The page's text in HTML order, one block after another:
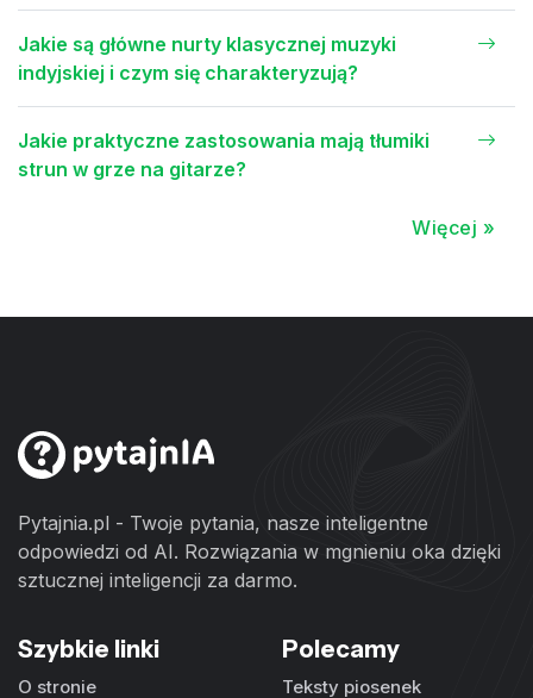
Jakie są główne nurty klasycznej muzyki
indyjskiej i czym się charakteryzują?
Jakie praktyczne zastosowania mają tłumiki
strun w grze na gitarze?
Więcej »
Pytajnia.pl - Twoje pytania, nasze inteligentne
odpowiedzi od AI. Rozwiązania w mgnieniu oka dzięki
sztucznej inteligencji za darmo.
Szybkie linki
O stronie
Polecamy
Teksty piosenek